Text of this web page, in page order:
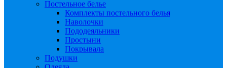
Постельное белье
Комплекты постельного белья
Наволочки
Пододеяльники
Простыни
Покрывала
Подушки